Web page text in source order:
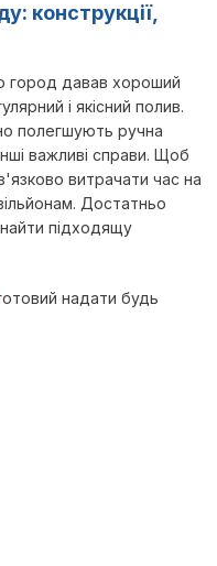
конструкції,
город давав хороший
і якісний полив.
полегшують ручна
важливі справи. Щоб
витрачати час на
Достатньо
підходящу
надати будь